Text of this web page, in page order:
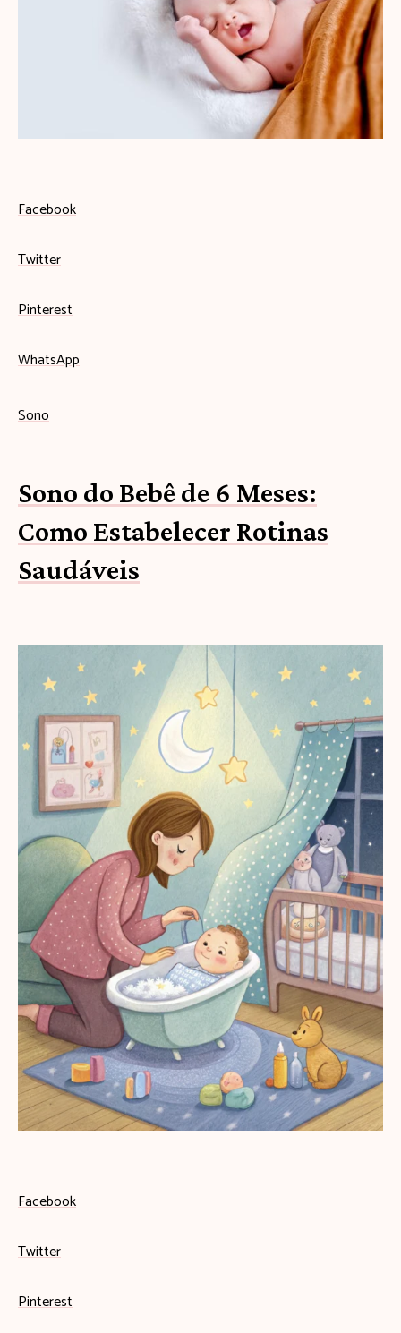
Facebook
Twitter
Pinterest
WhatsApp
Sono
Sono do Bebê de 6 Meses:
Como Estabelecer Rotinas
Saudáveis
Facebook
Twitter
Pinterest